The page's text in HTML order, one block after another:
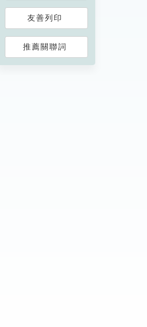
友善列印
推薦關聯詞